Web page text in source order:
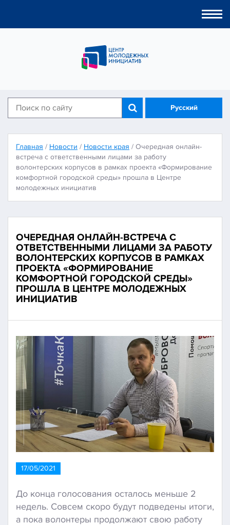
Русский
Главная / Новости / Новости края / Очередная онлайн-
встреча с ответственными лицами за работу
волонтерских корпусов в рамках проекта «Формирование
комфортной городской среды» прошла в Центре
молодежных инициатив
ОЧЕРЕДНАЯ ОНЛАЙН-ВСТРЕЧА С
ОТВЕТСТВЕННЫМИ ЛИЦАМИ ЗА РАБОТУ
ВОЛОНТЕРСКИХ КОРПУСОВ В РАМКАХ
ПРОЕКТА «ФОРМИРОВАНИЕ
КОМФОРТНОЙ ГОРОДСКОЙ СРЕДЫ»
ПРОШЛА В ЦЕНТРЕ МОЛОДЕЖНЫХ
ИНИЦИАТИВ
17/05/2021
До конца голосования осталось меньше 2
недель. Совсем скоро будут подведены итоги,
а пока волонтеры продолжают свою работу